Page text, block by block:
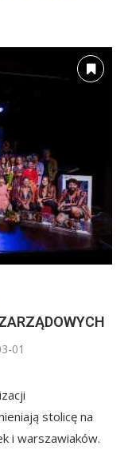
01
stolicę na
i warszawiaków.